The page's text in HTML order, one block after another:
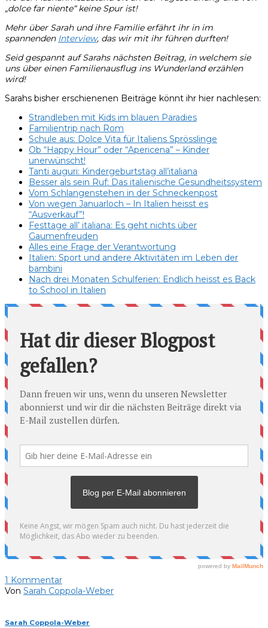
„dolce far niente“ keine Spur ist!
Mehr über Sarah und ihre Familie erfährt ihr in im
spannenden Interview, das wir mit ihr führen durften!
Seid gespannt auf Sarahs nächsten Beitrag, in welchem sie
uns über einen Familienausflug ins Wunderland erzählen
wird!
Sarahs bisher erschienenen Beiträge könnt ihr hier nachlesen:
Strandleben mit Kids im blauen Paradies
Familientrip nach Rom
Schule aus: Dolce Vita für Italiens Sprösslinge
Ob “Happy Hour” oder “Apericena” – Kinder
unerwünscht!
Tanti auguri: Kindergeburtstag all’italiana
Besser als sein Ruf: Das italienische Gesundheitssystem
Vom Schlangenstehen in der Schneckenpost
Von wegen Januarloch – In Italien heisst es
“Ausverkauf”!
Festtage all’ italiana: Es geht nichts über
Gaumenfreuden
Alles eine Frage der Verantwortung
Italien: Sport und andere Aktivitäten im Leben der
bambini
Nach drei Monaten Schulferien: Endlich heisst es Back
to School in Italien
1 Kommentar
Von Sarah Coppola-Weber
Sarah Coppola-Weber